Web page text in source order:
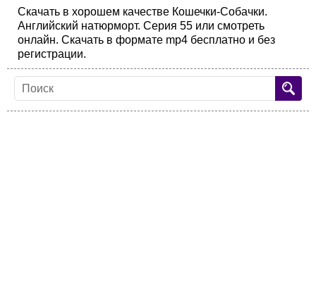
Скачать в хорошем качестве Кошечки-Собачки.
Английский натюрморт. Серия 55 или смотреть
онлайн. Скачать в формате mp4 бесплатно и без
регистрации.